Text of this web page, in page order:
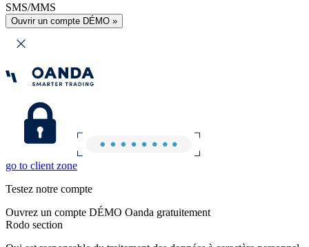
SMS/MMS
Ouvrir un compte DÉMO »
go to client zone
Testez notre compte
Ouvrez un compte DÉMO Oanda gratuitement
Rodo section